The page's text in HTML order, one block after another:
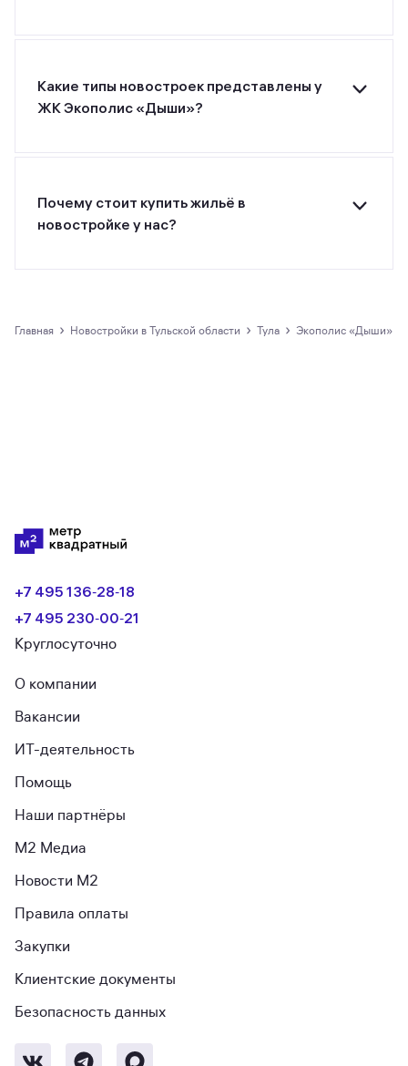
по указанному номеру телефона.
Какие типы новостроек представлены у
ЖК Экополис «‎Дыши»?
Почему стоит купить жильё в
новостройке у нас?
Главная › новостройки в Тульской области › Тула › Экополис «‎Дыши»
+7 495 136‑28‑18
+7 495 230‑00‑21
Круглосуточно
О компании
Вакансии
ИТ-деятельность
Помощь
Наши партнёры
М2 Медиа
Новости М2
Правила оплаты
Закупки
Клиентские документы
Безопасность данных